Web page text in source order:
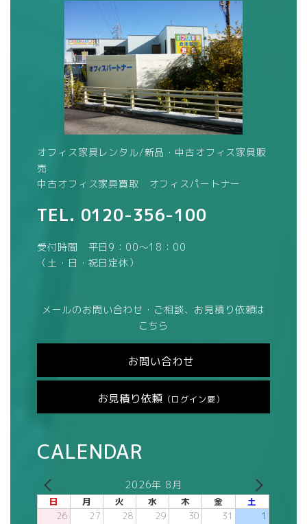
オフィス家具レンタル/新品・中古オフィス家具販
売
中古オフィス家具買取 オフィスパートナー
TEL. 0120-356-100
受付時間 平日9：00～18：00
（土・日・祝日定休）
メールのお問い合わせ・ご相談、お見積り依頼は
こちら
お問い合わせ
お見積り依頼 （ログイン要）
CALENDAR
2026年 8月
日 月 火 水 木 金 土
26 27 28 29 30 31 1